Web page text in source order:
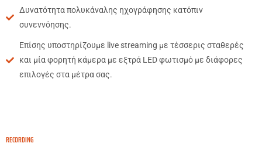
Δυνατότητα πολυκάναλης ηχογράφησης κατόπιν
συνεννόησης.
Επίσης υποστηρίζουμε live streaming με τέσσερις σταθερές
και μία φορητή κάμερα με εξτρά LED φωτισμό με διάφορες
επιλογές στα μέτρα σας.
RECORDING